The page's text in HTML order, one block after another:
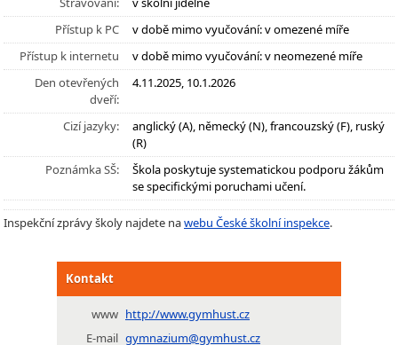
Přístup k PC
v době mimo vyučování: v omezené míře
Přístup k internetu
v době mimo vyučování: v neomezené míře
Den otevřených
dveří:
4.11.2025, 10.1.2026
Cizí jazyky:
anglický (A), německý (N), francouzský (F), ruský
(R)
Poznámka SŠ:
Škola poskytuje systematickou podporu žákům
se specifickými poruchami učení.
Inspekční zprávy školy najdete nawebu České školní inspekce.
Kontakt
www http://www.gymhust.cz
E-mail gymnazium@gymhust.cz